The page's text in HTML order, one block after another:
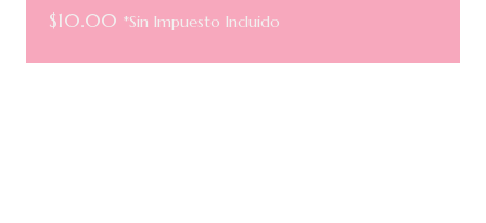
$10.00 *Sin Impuesto Incluido